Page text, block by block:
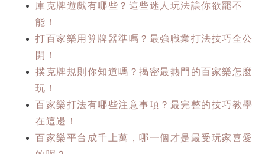
庫克牌遊戲有哪些？這些迷人玩法讓你欲罷不
能！
打百家樂用算牌器準嗎？最強職業打法技巧全公
開！
撲克牌規則你知道嗎？揭密最熱門的百家樂怎麼
玩！
百家樂打法有哪些注意事項？最完整的技巧教學
在這邊！
百家樂平台成千上萬，哪一個才是最受玩家喜愛